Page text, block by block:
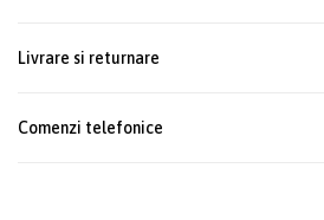
Livrare si returnare
Comenzi telefonice